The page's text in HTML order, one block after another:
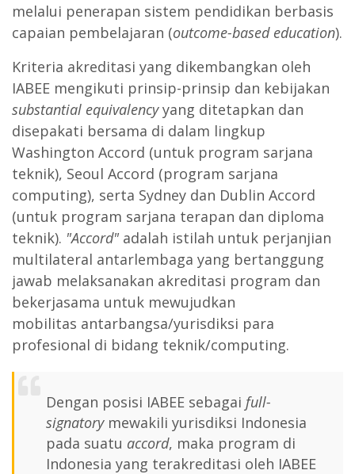
melalui penerapan sistem pendidikan berbasis
capaian pembelajaran (outcome-based education).
Kriteria akreditasi yang dikembangkan oleh
IABEE mengikuti prinsip-prinsip dan kebijakan
substantial equivalencyyang ditetapkan dan
disepakati bersama di dalam lingkup
Washington Accord (untuk program sarjana
teknik), Seoul Accord (program sarjana
computing), serta Sydney dan Dublin Accord
(untuk program sarjana terapan dan diploma
teknik). "Accord" adalah istilah untuk perjanjian
multilateral antarlembaga yang bertanggung
jawab melaksanakan akreditasi program dan
bekerjasama untuk mewujudkan
mobilitas antarbangsa/yurisdiksi para
profesional di bidang teknik/computing.
Dengan posisi IABEE sebagai full-
signatorymewakili yurisdiksi Indonesia
pada suatu accord, maka program di
Indonesia yang terakreditasi oleh IABEE